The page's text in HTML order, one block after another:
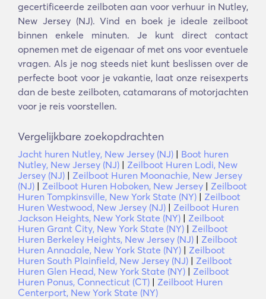
gecertificeerde zeilboten aan voor verhuur in Nutley,
New Jersey (NJ). Vind en boek je ideale zeilboot
binnen enkele minuten. Je kunt direct contact
opnemen met de eigenaar of met ons voor eventuele
vragen. Als je nog steeds niet kunt beslissen over de
perfecte boot voor je vakantie, laat onze reisexperts
dan de beste zeilboten, catamarans of motorjachten
voor je reis voorstellen.
Vergelijkbare zoekopdrachten
Jacht huren Nutley, New Jersey (NJ) | Boot huren
Nutley, New Jersey (NJ) | Zeilboot Huren Lodi, New
Jersey (NJ) | Zeilboot Huren Moonachie, New Jersey
(NJ) | Zeilboot Huren Hoboken, New Jersey | Zeilboot
Huren Tompkinsville, New York State (NY) | Zeilboot
Huren Westwood, New Jersey (NJ) | Zeilboot Huren
Jackson Heights, New York State (NY) | Zeilboot
Huren Grant City, New York State (NY) | Zeilboot
Huren Berkeley Heights, New Jersey (NJ) | Zeilboot
Huren Annadale, New York State (NY) | Zeilboot
Huren South Plainfield, New Jersey (NJ) | Zeilboot
Huren Glen Head, New York State (NY) | Zeilboot
Huren Ponus, Connecticut (CT) | Zeilboot Huren
Centerport, New York State (NY)